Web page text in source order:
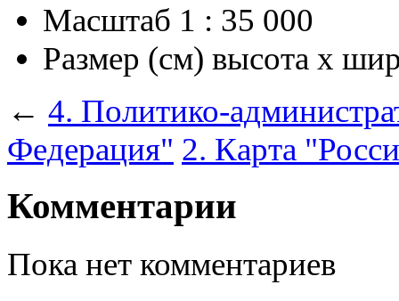
Масштаб 1 : 35 000
Размер (см) высота х
← 4. Политико-
Федерация" 2. Карта
Комментарии
Пока нет комментариев